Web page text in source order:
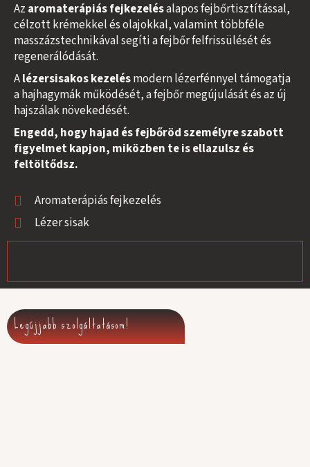
Az aromaterápiás fejkezelésalapos fejbőrtisztítással,
célzott krémekkel és olajokkal, valamint többféle
masszázstechnikával segíti a fejbőr felfrissülését és
regenerálódását.
Alézersisakos kezelésmodern lézerfénnyel támogatja
a hajhagymák működését, a fejbőr megújulását és az új
hajszálak növekedését.
Engedd, hogy hajad és fejbőröd személyre szabott
figyelmet kapjon, miközben te is ellazulsz és
feltöltődsz.
Aromaterápiás fejkezelés
Lézer sisak
Legújjabb szolgáltatásom!